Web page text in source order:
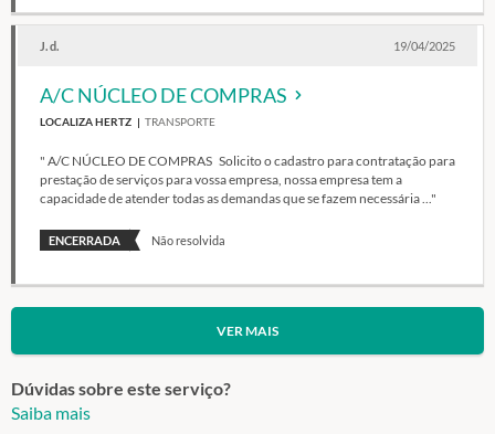
J. d. 19/04/2025
A/C NÚCLEO DE COMPRAS
LOCALIZA HERTZ TRANSPORTE
" A/C NÚCLEO DE COMPRAS Solicito o cadastro para contratação para
prestação de serviços para vossa empresa, nossa empresa tem a
capacidade de atender todas as demandas que se fazem necessária ..."
ENCERRADA Não resolvida
VER MAIS
Dúvidas sobre este serviço?
Saiba mais